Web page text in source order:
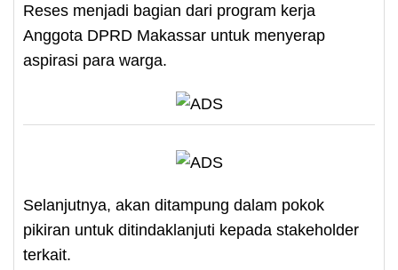
Reses menjadi bagian dari program kerja
Anggota DPRD Makassar untuk menyerap
aspirasi para warga.
Selanjutnya, akan ditampung dalam pokok
pikiran untuk ditindaklanjuti kepada stakeholder
terkait.